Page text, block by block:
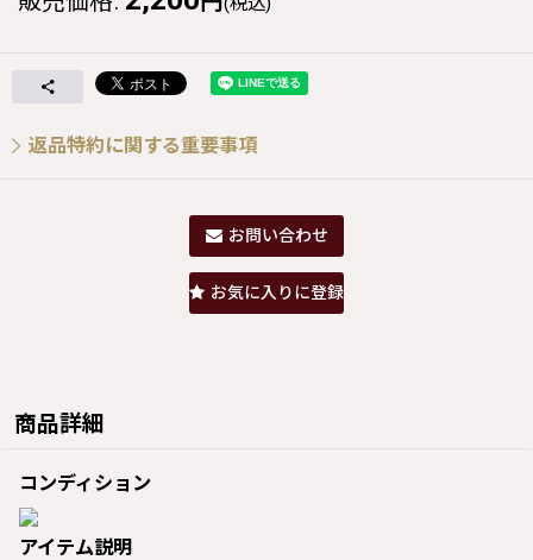
返品特約に関する重要事項
お問い合わせ
お気に入りに登録
商品詳細
コンディション
アイテム説明